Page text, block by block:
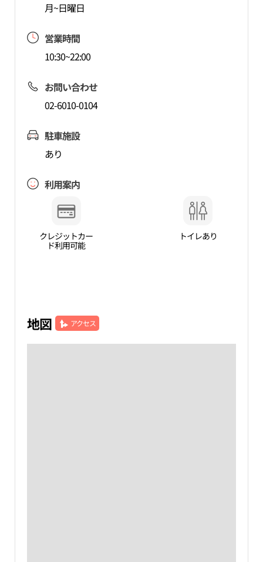
月~日曜日
営業時間
10:30~22:00
お問い合わせ
02-6010-0104
駐車施設
あり
利用案内
クレジットカー
ド利用可能
トイレあり
地図 アクセス